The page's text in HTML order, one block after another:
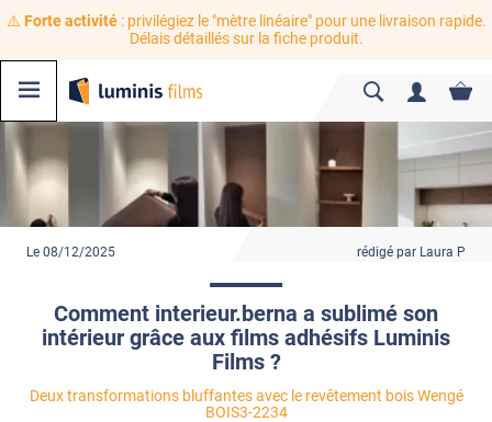
⚠️ Forte activité: privilégiez le "mètre linéaire" pour une livraison rapide.
Délais détaillés sur la fiche produit.
Le 08/12/2025 rédigé par Laura P
Comment interieur.berna a sublimé son
intérieur grâce aux films adhésifs Luminis
Films ?
Deux transformations bluffantes avec le revêtement bois Wengé
BOIS3-2234